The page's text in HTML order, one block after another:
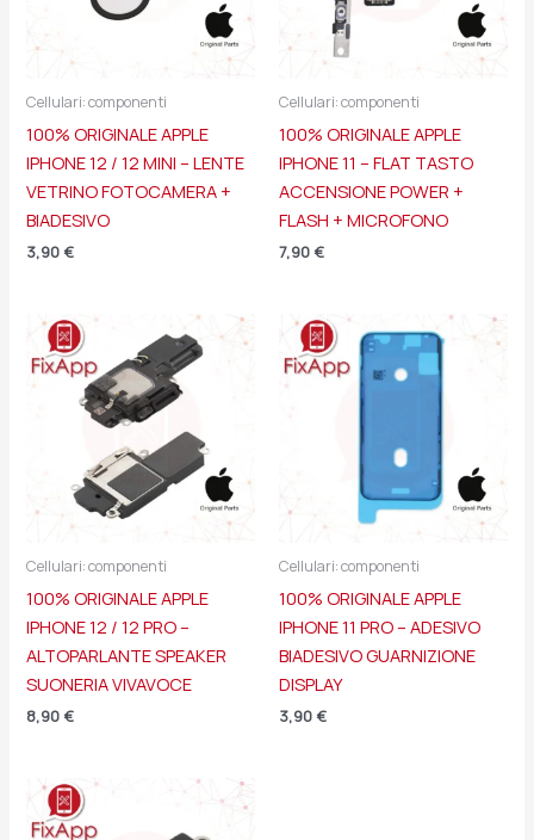
Cellulari: componenti
100% ORIGINALE APPLE
IPHONE 12 / 12 MINI – LENTE
VETRINO FOTOCAMERA +
BIADESIVO
3,90 €
Cellulari: componenti
100% ORIGINALE APPLE
IPHONE 11 – FLAT TASTO
ACCENSIONE POWER +
FLASH + MICROFONO
7,90 €
Cellulari: componenti
100% ORIGINALE APPLE
IPHONE 12 / 12 PRO –
ALTOPARLANTE SPEAKER
SUONERIA VIVAVOCE
8,90 €
Cellulari: componenti
100% ORIGINALE APPLE
IPHONE 11 PRO – ADESIVO
BIADESIVO GUARNIZIONE
DISPLAY
3,90 €